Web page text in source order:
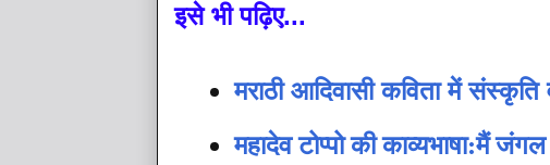
इसे भी पढ़िए...
मराठी आदिवासी कविता में
महादेव टोप्पो की काव्यभाषा:मैं